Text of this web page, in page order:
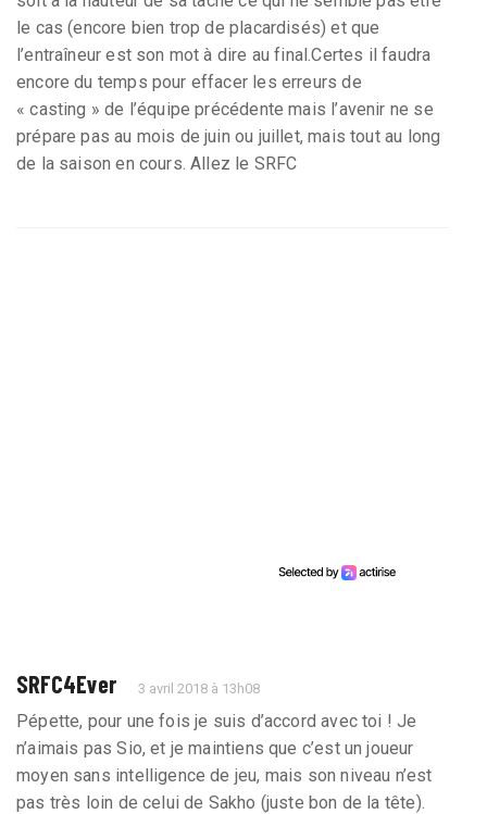
le cas (encore bien trop de placardisés) et que
l’entraîneur est son mot à dire au final.Certes il faudra
encore du temps pour effacer les erreurs de
« casting » de l’équipe précédente mais l’avenir ne se
prépare pas au mois de juin ou juillet, mais tout au long
de la saison en cours. Allez le SRFC
SRFC4Ever 3 avril 2018 à 13h08
Pépette, pour une fois je suis d’accord avec toi ! Je
n’aimais pas Sio, et je maintiens que c’est un joueur
moyen sans intelligence de jeu, mais son niveau n’est
pas très loin de celui de Sakho (juste bon de la tête).